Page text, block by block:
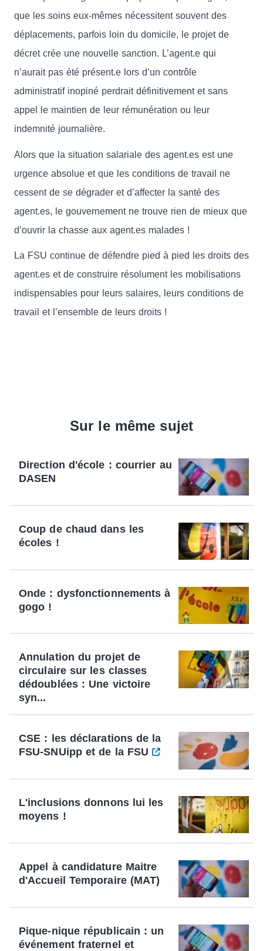
que les soins eux-mêmes nécessitent souvent des
déplacements, parfois loin du domicile, le projet de
décret crée une nouvelle sanction. L’agent.e qui
n’aurait pas été présent.e lors d’un contrôle
administratif inopiné perdrait définitivement et sans
appel le maintien de leur rémunération ou leur
indemnité journalière.
Alors que la situation salariale des agent.es est une
urgence absolue et que les conditions de travail ne
cessent de se dégrader et d’affecter la santé des
agent.es, le gouvernement ne trouve rien de mieux que
d’ouvrir la chasse aux agent.es malades !
La FSU continue de défendre pied à pied les droits des
agent.es et de construire résolument les mobilisations
indispensables pour leurs salaires, leurs conditions de
travail et l’ensemble de leurs droits !
Sur le même sujet
Direction d'école : courrier au
DASEN
Coup de chaud dans les
écoles !
Onde : dysfonctionnements à
gogo !
Annulation du projet de
circulaire sur les classes
dédoublées : Une victoire
syn...
CSE : les déclarations de la
FSU-SNUipp et de la FSU
L'inclusions donnons lui les
moyens !
Appel à candidature Maitre
d'Accueil Temporaire (MAT)
Pique-nique républicain : un
événement fraternel et